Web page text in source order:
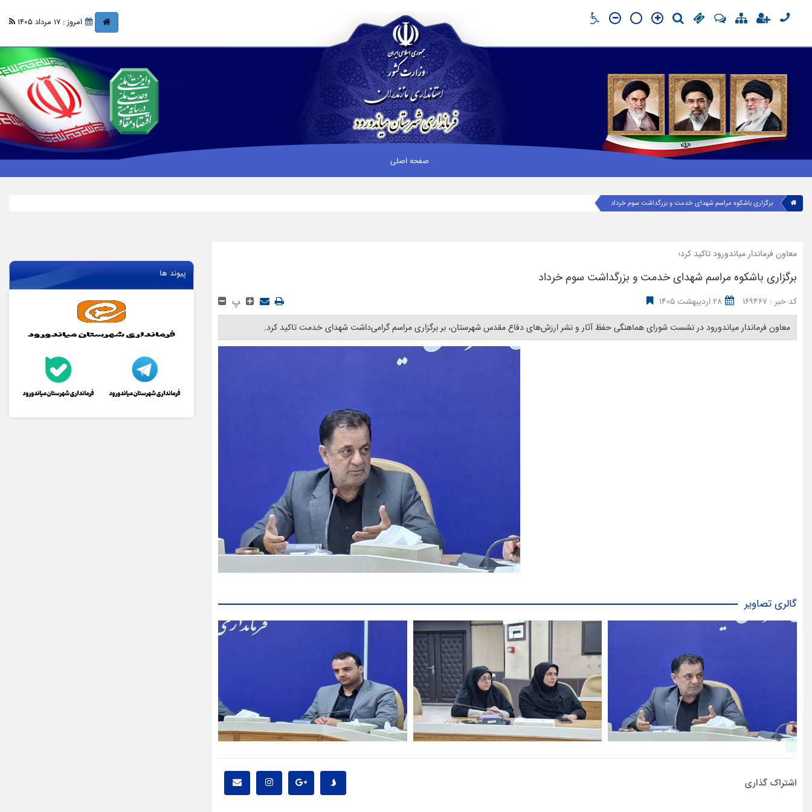
امروز : 17 مرداد 1405
صفحه اصلی
برگزاری باشکوه مراسم شهدای خدمت و بزرگداشت سوم خرداد
معاون فرماندار میاندورود تاکید کرد؛
برگزاری باشکوه مراسم شهدای خدمت و بزرگداشت سوم خرداد
کد خبر : 169467 28 اردیبهشت 1405 پ
معاون فرماندار میاندورود در نشست شورای هماهنگی حفظ آثار و نشر ارزش‌های دفاع مقدس شهرستان، بر برگزاری مراسم گرامی‌داشت شهدای خدمت تاکید کرد. ‎
گالری تصاویر
اشتراک گذاری
پیوند ها